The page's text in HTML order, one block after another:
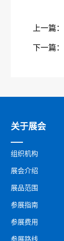
上一篇：
下一篇：
关于展会
组织机构
展会介绍
展品范围
参展指南
参展费用
参展路线